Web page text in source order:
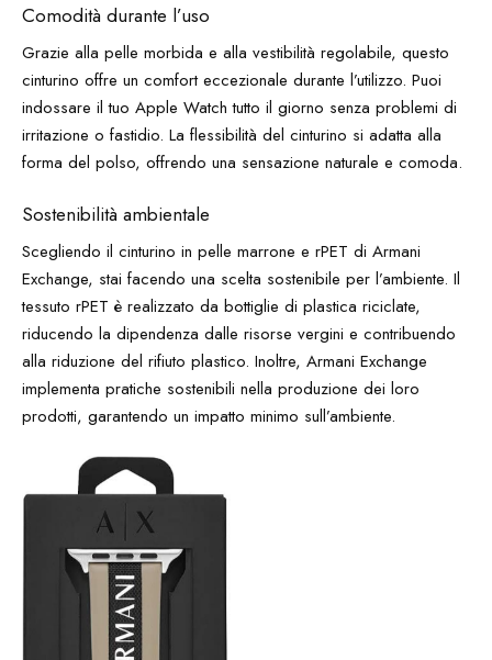
Comodità durante l’uso
Grazie alla pelle morbida e alla vestibilità regolabile, questo
cinturino offre un comfort eccezionale durante l’utilizzo. Puoi
indossare il tuo Apple Watch tutto il giorno senza problemi di
irritazione o fastidio. La flessibilità del cinturino si adatta alla
forma del polso, offrendo una sensazione naturale e comoda.
Sostenibilità ambientale
Scegliendo il cinturino in pelle marrone e rPET di Armani
Exchange, stai facendo una scelta sostenibile per l’ambiente. Il
tessuto rPET è realizzato da bottiglie di plastica riciclate,
riducendo la dipendenza dalle risorse vergini e contribuendo
alla riduzione del rifiuto plastico. Inoltre, Armani Exchange
implementa pratiche sostenibili nella produzione dei loro
prodotti, garantendo un impatto minimo sull’ambiente.